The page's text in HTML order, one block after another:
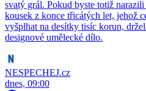
svatý grál. Pokud byste totiž
kousek z konce třicátých let, jehož
vyšplhat na desítky tisíc korun,
designové umělecké dílo.
NESPECHEJ.cz
dnes, 09:00